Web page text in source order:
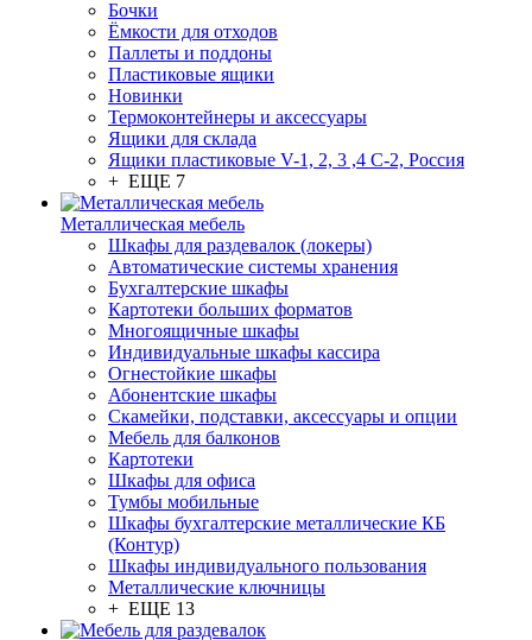
Бочки
Ёмкости для отходов
Паллеты и поддоны
Пластиковые ящики
Новинки
Термоконтейнеры и аксессуары
Ящики для склада
Ящики пластиковые V-1, 2, 3 ,4 С-2, Россия
+ ЕЩЕ 7
Металлическая мебель
Шкафы для раздевалок (локеры)
Автоматические системы хранения
Бухгалтерские шкафы
Картотеки больших форматов
Многоящичные шкафы
Индивидуальные шкафы кассира
Огнестойкие шкафы
Абонентские шкафы
Скамейки, подставки, аксессуары и опции
Мебель для балконов
Картотеки
Шкафы для офиса
Тумбы мобильные
Шкафы бухгалтерские металлические КБ
(Контур)
Шкафы индивидуального пользования
Металлические ключницы
+ ЕЩЕ 13